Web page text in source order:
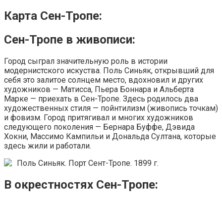
Карта Сен-Тропе:
Сен-Тропе в живописи:
Город сыграл значительную роль в истории
модернистского искуства. Поль Синьяк, открывший для
себя это залитое солнцем место, вдохновил и других
художников — Матисса, Пьера Боннара и Альберта
Марке — приехать в Сен-Тропе. Здесь родилось два
художественных стиля — пойнтилизм (живопись точкам)
и фовизм. Город притягивал и многих художников
следующего поколения — Бернара Буффе, Дэвида
Хокни, Массимо Кампильи и Дональда Султана, которые
здесь жили и работали.
Поль Синьяк. Порт Сент-Тропе. 1899 г.
В окрестностях Сен-Тропе: